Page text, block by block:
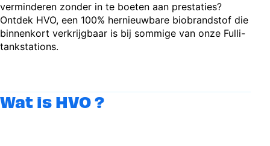
verminderen zonder in te boeten aan prestaties?
Ontdek HVO, een 100% hernieuwbare biobrandstof die
binnenkort verkrijgbaar is bij sommige van onze Fulli-
tankstations.
Wat is HVO ?